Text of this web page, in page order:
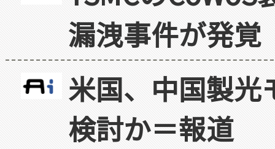
漏洩事件が発覚
米国、中国製光
検討か＝報道